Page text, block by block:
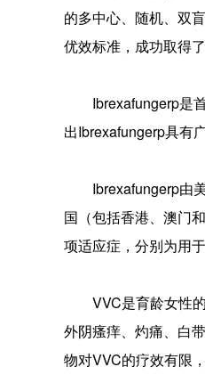
的多中心、随机、双
优效标准，成功取得
Ibrexafungerp是
出Ibrexafungerp具有
Ibrexafungerp由
国（包括香港、澳门
项适应症，分别为用
VVC是育龄女性
外阴瘙痒、灼痛、白
物对VVC的疗效有限